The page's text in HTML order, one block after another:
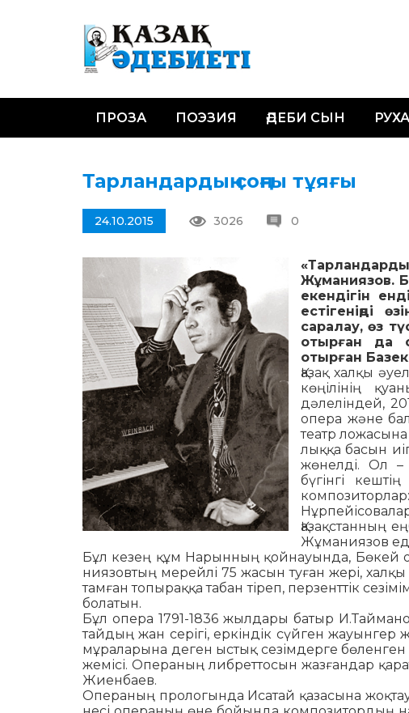
ПРОЗА ПОЭЗИЯ ӘДЕБИ СЫН
Тарландардың соңғы тұяғы
24.10.2015 3026 0
Жұманиязов.
екендігін
естігеніңді
саралау, өз
отырған да
отырған
азақ халқы
көңілінің
дәлеліндей,
опера және
театр
лыққа басын
жөнелді. Ол –
бүгінгі
Қазақстанның
Жұ­маниязов
Бұл кезең құм Нарынның қойнауында, Бө­кей
ния­зовтың мерейлі 75 жасын туған жері, халқы
тамған топыраққа табан тіреп, перзенттік
болатын.
Бұл опера 1791-1836 жылдары батыр
тайдың жан серігі, еркіндік сүйген
мұраларына деген ыстық сезімдерге
же­місі. Операның либреттосын жазғандар
Жиенбаев.
Операның прологында Исатай қазасына жоқтау